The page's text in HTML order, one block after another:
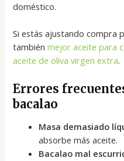
doméstico.
Si estás ajustando compra
tambiénmejor aceite para
aceite de oliva virgen extra.
Errores
bacalao
Masa demasiado
absorbe más aceite.
Bacalao mal